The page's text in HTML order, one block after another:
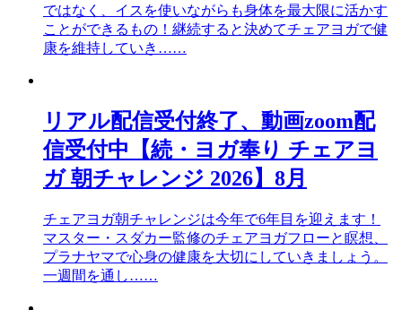
ではなく、イスを使いながらも身体を最大限に活かす
ことができるもの！継続すると決めてチェアヨガで健
康を維持していき……
リアル配信受付終了、動画zoom配
信受付中【続・ヨガ奉り チェアヨ
ガ 朝チャレンジ 2026】8月
チェアヨガ朝チャレンジは今年で6年目を迎えます！
マスター・スダカー監修のチェアヨガフローと瞑想、
プラナヤマで心身の健康を大切にしていきましょう。
一週間を通し……